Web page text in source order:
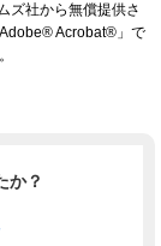
ズ社から無償提供さ
Acrobat®」で
か？